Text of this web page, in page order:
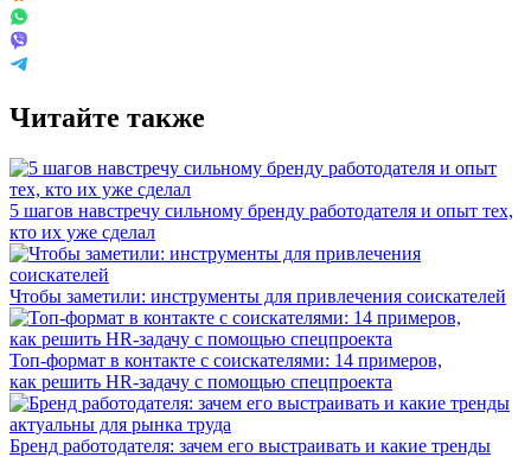
Читайте также
5 шагов навстречу сильному бренду работодателя и опыт тех,
кто их уже сделал
Чтобы заметили: инструменты для привлечения соискателей
Топ-формат в контакте с соискателями: 14 примеров,
как решить HR-задачу с помощью спецпроекта
Бренд работодателя: зачем его выстраивать и какие тренды